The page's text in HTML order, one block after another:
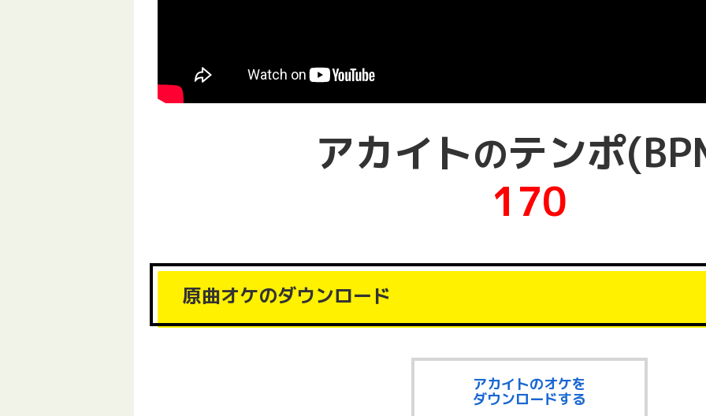
アカイトのテンポ
170
原曲オケのダウンロード
アカイトのオケを
ダウンロードする